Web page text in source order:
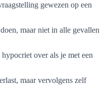
gewezen op een
maar niet in alle gevallen
over als je met een
maar vervolgens zelf